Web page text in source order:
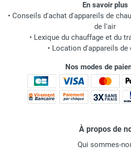
En savoir plus
• Conseils d'achat d'appareils de
de l'air
• Lexique du chauffage et du
• Location d'appareils de
Nos modes de
À propos de
Qui sommes-